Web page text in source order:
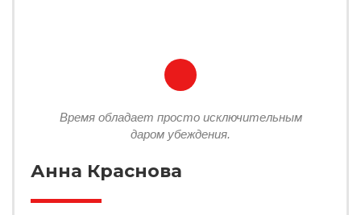
Время обладает просто исключительным
даром убеждения.
Анна Краснова